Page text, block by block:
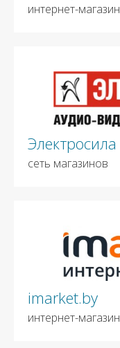
интернет-магазин
Электросила
сеть магазинов
imarket.by
интернет-магазин